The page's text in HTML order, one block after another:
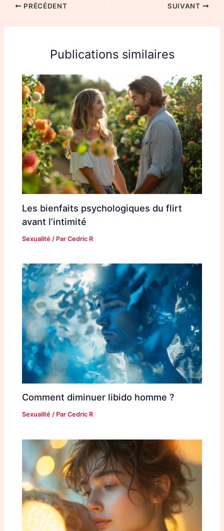
PRÉCÉDENT SUIVANT
Publications similaires
Les bienfaits psychologiques du flirt
avant l’intimité
Sexualité / ParCedric R
Comment diminuer libido homme ?
Sexualité / ParCedric R